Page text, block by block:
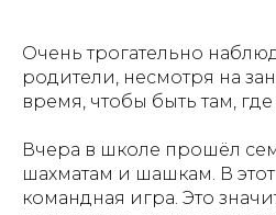
Очень трогательно
родители, несмотря на
время, чтобы быть там,
Вчера в школе прошёл
шахматам и шашкам. В
командная игра. Это